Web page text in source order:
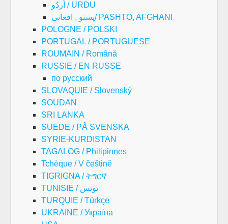
اُردُو / URDU
پښتو , افغانی/ PASHTO, AFGHANI
POLOGNE / POLSKI
PORTUGAL / PORTUGUESE
ROUMAIN / Română
RUSSIE / EN RUSSE
по русский
SLOVAQUIE / Slovenský
SOUDAN
SRI LANKA
SUEDE / PÅ SVENSKA
SYRIE-KURDISTAN
TAGALOG / Philipinnes
Tchèque / V češtině
TIGRIGNA / ትግርኛ
TUNISIE / تونس
TURQUIE / Türkçe
UKRAINE / Україна